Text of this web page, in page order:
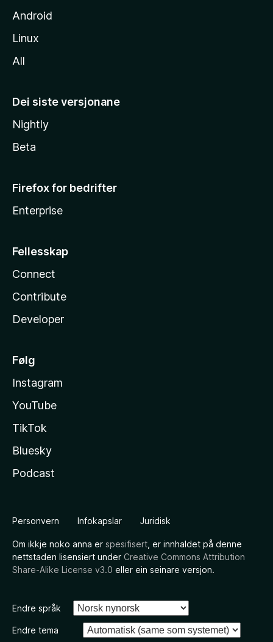
Android
Linux
All
Dei siste versjonane
Nightly
Beta
Firefox for bedrifter
Enterprise
Fellesskap
Connect
Contribute
Developer
Følg
Instagram
YouTube
TikTok
Bluesky
Podcast
Personvern Infokapslar Juridisk
Om ikkje noko anna er spesifisert , er innhaldet på denne
nettstaden lisensiert under Creative Commons Attribution
Share-Alike License v3.0 eller ein seinare versjon.
Endre språk
Endre tema